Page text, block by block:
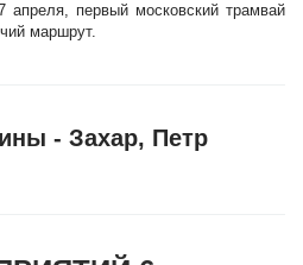
первый московский трамвай
маршрут.
- Захар, Петр